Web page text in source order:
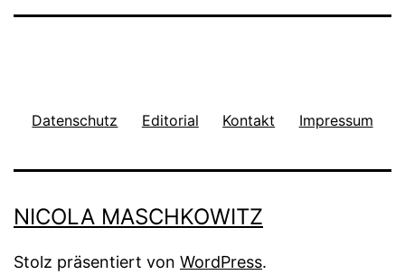
Datenschutz Editorial Kontakt Impressum
NICOLA MASCHKOWITZ
Stolz präsentiert von WordPress.